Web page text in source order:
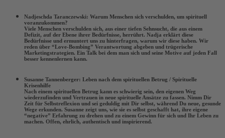
Nadjeschda Taranczewski: Warum Menschen sich verschulden, um spirituell
voranzukommen?
Viele Menschen verschulden sich, aus einer tiefen Sehnsucht, die aus einem
Defizit, auf der Ebene ihrer Bedürfnisse, herrührt. Nadja erklärt diese
Bedürfnisse und ermuntert uns zu hinterfragen, warum wir diese haben. Wir
reden über “Love-Bombing” Verantwortung abgeben und trügerische
Marketingstrategien. Ein Talk bei dem man sich und seine Motive auf jeden Fall
besser kennenlernen kann.
Susanne Tannenberger: Leben nach dem spirituellen Betrug / Spirituelle
Krisenhilfe
Nach einem spirituellen Betrug kann es schwierig sein, den eigenen Weg
wiederzufinden und Vertrauen in neue spirituelle Ansätze zu fassen. Nimm Dir
Zeit für Selbstreflexion und sei geduldig mit Dir selbst, während Du neue, gesunde
Wege erkunden. Susanne zeigt uns, wie sie es selbst geschafft hat, ihre eigene
“negative” Erfahrung zu drehen und zu einem Gewinn für sich und Ihr Leben zu
machen. Offen, ehrlich, authentisch und inspirierend.